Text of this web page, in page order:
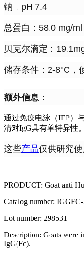
钠，pH 7.4
总蛋白：58.0 mg/ml
贝克尔滴定：
储存条件：2-8°C，
额外信息：
通过免疫电泳（IEP）
清对IgG具有单特异性
这些产品仅供研究使
PRODUCT: Goat anti
Catalog number:
Lot number: 298531
Description: Goats were
IgG(Fc).